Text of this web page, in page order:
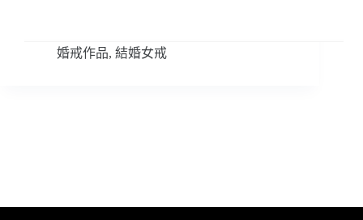
婚戒作品, 結婚女戒